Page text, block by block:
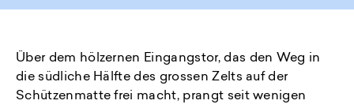
Über dem hölzernen Eingangstor, das den Weg in
die südliche Hälfte des grossen Zelts auf der
Schützenmatte frei macht, prangt seit wenigen